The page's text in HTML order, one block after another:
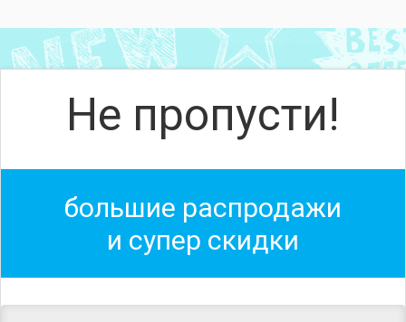
Не пропусти!
большие распродажи
и супер скидки